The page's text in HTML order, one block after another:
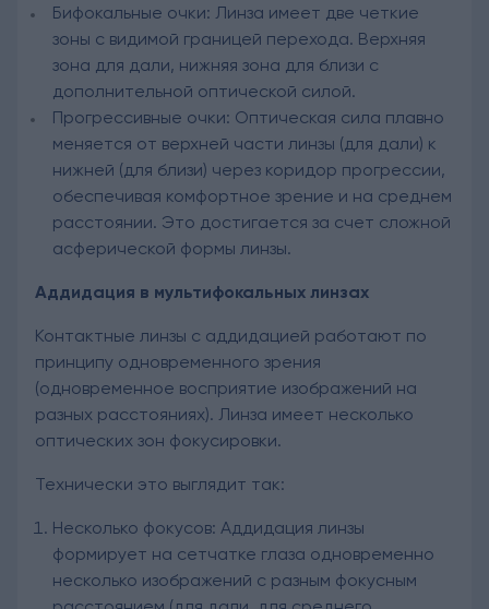
Бифокальные очки: Линза имеет две четкие
зоны с видимой границей перехода. Верхняя
зона для дали, нижняя зона для близи с
дополнительной оптической силой.
Прогрессивные очки: Оптическая сила плавно
меняется от верхней части линзы (для дали) к
нижней (для близи) через коридор прогрессии,
обеспечивая комфортное зрение и на среднем
расстоянии. Это достигается за счет сложной
асферической формы линзы.
Аддидация в мультифокальных линзах
Контактные линзы с аддидацией работают по
принципу одновременного зрения
(одновременное восприятие изображений на
разных расстояниях). Линза имеет несколько
оптических зон фокусировки.
Технически это выглядит так:
Несколько фокусов: Аддидация линзы
формирует на сетчатке глаза одновременно
несколько изображений с разным фокусным